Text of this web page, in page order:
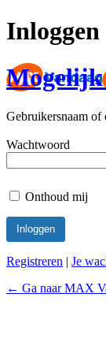
Inloggen
Mogelijk
Gebruikersnaam of
Wachtwoord
Onthoud mij
Registreren | Je
← Ga naar MAX